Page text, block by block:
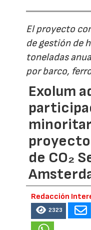
El proyecto
de gestión de
toneladas
por barco,
Exolum
de CO₂
Redacción
2323